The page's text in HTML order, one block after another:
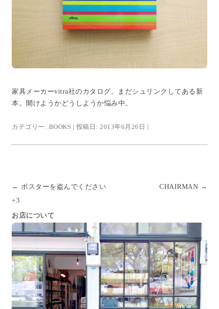
家具メーカーvitra社のカタログ。まだシュリンクしてある新
本。開けようかどうしようか悩み中。
カテゴリー: BOOKS | 投稿日: 2013年6月26日 |
投稿ナビゲーション
← ポスターを盗んでください
+3
CHAIRMAN →
お店について